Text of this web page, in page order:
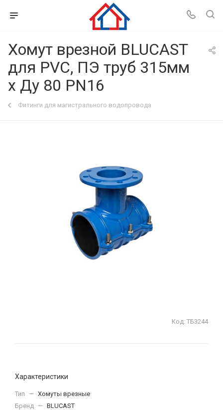
Хомут врезной BLUCAST
для PVC, ПЭ труб 315мм
х Ду 80 PN16
Фитинги для магистрального водопровода
Код: ТБ3244
Характеристики
Тип — Хомуты врезные
Бренд — BLUCAST